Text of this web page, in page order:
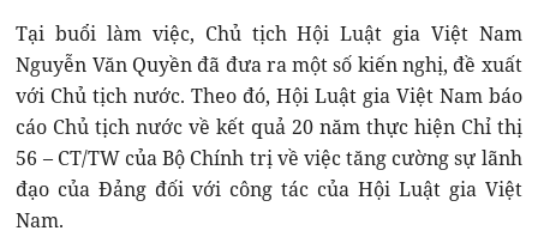
Tại buổi làm việc, Chủ tịch Hội Luật gia Việt Nam
Nguyễn Văn Quyền đã đưa ra một số kiến nghị, đề xuất
với Chủ tịch nước. Theo đó, Hội Luật gia Việt Nam báo
cáo Chủ tịch nước về kết quả 20 năm thực hiện Chỉ thị
56 – CT/TW của Bộ Chính trị về việc tăng cường sự lãnh
đạo của Đảng đối với công tác của Hội Luật gia Việt
Nam.